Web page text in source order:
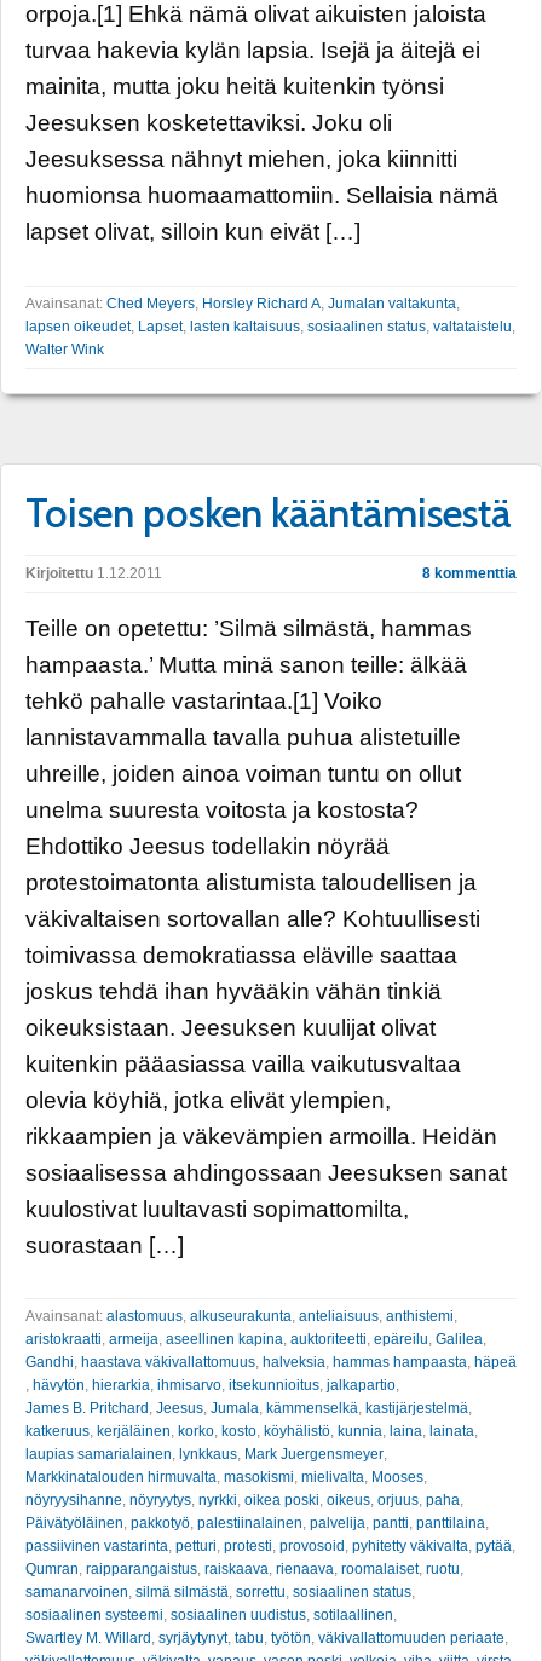
orpoja.[1] Ehkä nämä olivat aikuisten jaloista
turvaa hakevia kylän lapsia. Isejä ja äitejä ei
mainita, mutta joku heitä kuitenkin työnsi
Jeesuksen kosketettaviksi. Joku oli
Jeesuksessa nähnyt miehen, joka kiinnitti
huomionsa huomaamattomiin. Sellaisia nämä
lapset olivat, silloin kun eivät […]
Avainsanat: Ched Meyers Horsley Richard A Jumalan valtakunta
lapsen oikeudet, Lapset, lasten kaltaisuus sosiaalinen status valtataistelu
Walter Wink
Toisen posken kääntämisestä
Kirjoitettu 1.12.2011 8 kommenttia
Teille on opetettu: ’Silmä silmästä, hammas
hampaasta.’ Mutta minä sanon teille: älkää
tehkö pahalle vastarintaa.[1] Voiko
lannistavammalla tavalla puhua alistetuille
uhreille, joiden ainoa voiman tuntu on ollut
unelma suuresta voitosta ja kostosta?
Ehdottiko Jeesus todellakin nöyrää
protestoimatonta alistumista taloudellisen ja
väkivaltaisen sortovallan alle? Kohtuullisesti
toimivassa demokratiassa eläville saattaa
joskus tehdä ihan hyvääkin vähän tinkiä
oikeuksistaan. Jeesuksen kuulijat olivat
kuitenkin pääasiassa vailla vaikutusvaltaa
olevia köyhiä, jotka elivät ylempien,
rikkaampien ja väkevämpien armoilla. Heidän
sosiaalisessa ahdingossaan Jeesuksen sanat
kuulostivat luultavasti sopimattomilta,
suorastaan […]
Avainsanat: alastomuus, alkuseurakunta, anteliaisuus, anthistemi,
aristokraatti, armeija, aseellinen kapina, auktoriteetti, epäreilu, Galilea,
Gandhi, haastava väkivallattomuus, halveksia, hammas hampaasta, häpeä
, hävytön, hierarkia, ihmisarvo, itsekunnioitus, jalkapartio,
James B. Pritchard , Jeesus, Jumala, kämmenselkä, kastijärjestelmä,
katkeruus, kerjäläinen, korko, kosto, köyhälistö, kunnia, laina, lainata,
laupias samarialainen, lynkkaus, Mark Juergensmeyer,
Markkinatalouden hirmuvalta, masokismi, mielivalta, Mooses,
nöyryysihanne, nöyryytys, nyrkki, oikea poski, oikeus, orjuus, paha,
Päivätyöläinen, pakkotyö, palestiinalainen, palvelija, pantti, panttilaina,
passiivinen vastarinta, petturi, protesti, provosoid , pyhitetty väkivalta, pytää,
Qumran, raipparangaistus, raiskaava, rienaava, roomalaiset, ruotu,
samanarvoinen, silmä silmästä, sorrettu, sosiaalinen status,
sosiaalinen systeemi, sosiaalinen uudistus, sotilaallinen,
Swartley M. Willard , syrjäytynyt, tabu, työtön, väkivallattomuuden periaate,